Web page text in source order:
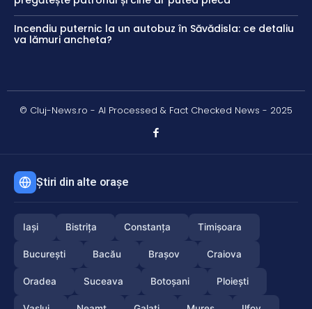
Incendiu puternic la un autobuz în Săvădisla: ce detaliu
va lămuri ancheta?
© Cluj-News.ro - AI Processed & Fact Checked News - 2025
Știri din alte orașe
Iași Bistrița Constanța Timișoara
București Bacău Brașov Craiova
Oradea Suceava Botoșani Ploiești